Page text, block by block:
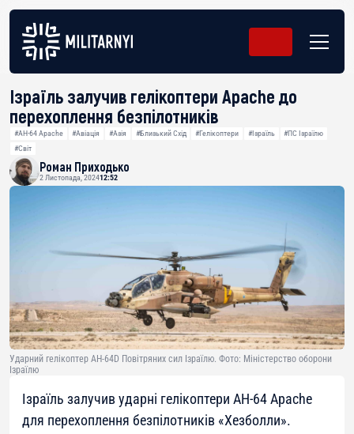
Ізраїль залучив гелікоптери Apache до
перехоплення безпілотників
#AH-64 Apache #Авіація #Азія #Близький Схід #Гелікоптери #Ізраїль
#ПС Ізраїлю
#Світ
Роман Приходько
2 Листопада, 202412:52
Ударний гелікоптер AH-64D Повітряних сил Ізраїлю. Фото: Міністерство оборони
Ізраїлю
Ізраїль залучив ударні гелікоптери AH-64 Apache
для перехоплення безпілотників «Хезболли».